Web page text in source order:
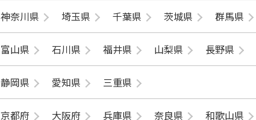
神奈川県 埼玉県 千葉県 茨城県 群馬県
富山県 石川県 福井県 山梨県 長野県
静岡県 愛知県 三重県
京都府 大阪府 兵庫県 奈良県 和歌山県